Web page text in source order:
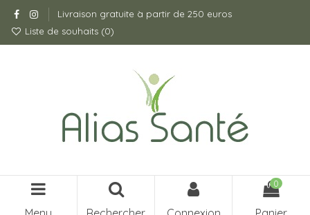
Livraison gratuite à partir de 250 euros
Liste de souhaits (0)
0